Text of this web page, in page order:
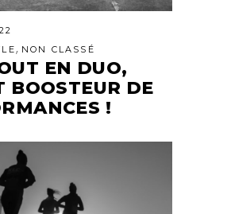
, NON CLASSÉ
EN DUO,
BOOSTEUR DE
!